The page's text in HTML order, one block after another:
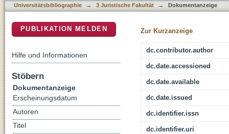
Universitätsbibliographie → 3 Juristische Fakultät → Dokumentanzeige
Zur Kurzanzeige
dc.contributor.author
dc.date.accessioned
dc.date.available
dc.date.issued
dc.identifier.issn
dc.identifier.uri
PUBLIKATION MELDEN
Hilfe und Informationen
Stöbern
Dokumentanzeige
Erscheinungsdatum
Autoren
Titel